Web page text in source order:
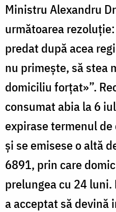
Ministru Alexandru
următoarea
predat după acea
nu primește, să stea
domiciliu forțat»”.
consumat abia la 6
expirase termenul
și se emisese o altă
6891, prin care
prelungea cu 24
a acceptat să devină